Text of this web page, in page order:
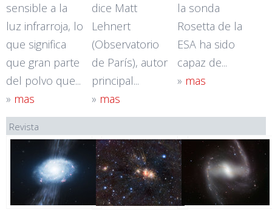
sensible a la
luz infrarroja, lo
que significa
que gran parte
del polvo que...
» mas
dice Matt
Lehnert
(Observatorio
de París), autor
principal...
» mas
la sonda
Rosetta de la
ESA ha sido
capaz de...
» mas
Revista